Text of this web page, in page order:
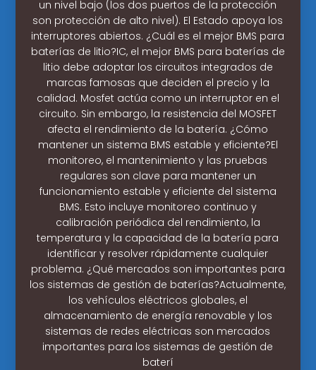
un nivel bajo (los dos puertos de la protección
son protección de alto nivel). El Estado apoya los
interruptores abiertos. ¿Cuál es el mejor BMS para
baterías de litio?IC, el mejor BMS para baterías de
litio debe adoptar los circuitos integrados de
marcas famosas que deciden el precio y la
calidad. Mosfet actúa como un interruptor en el
circuito. Sin embargo, la resistencia del MOSFET
afecta el rendimiento de la batería. ¿Cómo
mantener un sistema BMS estable y eficiente?El
monitoreo, el mantenimiento y las pruebas
regulares son clave para mantener un
funcionamiento estable y eficiente del sistema
BMS. Esto incluye monitoreo continuo y
calibración periódica del rendimiento, la
temperatura y la capacidad de la batería para
identificar y resolver rápidamente cualquier
problema. ¿Qué mercados son importantes para
los sistemas de gestión de baterías?Actualmente,
los vehículos eléctricos globales, el
almacenamiento de energía renovable y los
sistemas de redes eléctricas son mercados
importantes para los sistemas de gestión de
baterí